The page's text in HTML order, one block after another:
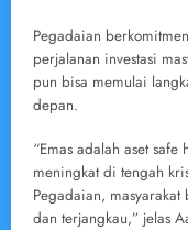
Pegadaian
perjalanan investasi
pun bisa memulai
depan.
“Emas adalah aset
meningkat di tengah
Pegadaian,
dan terjangkau,” jelas